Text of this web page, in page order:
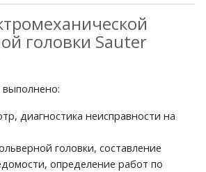
головки Sauter
диагностика неисправности на
головки, составление
определение работ по